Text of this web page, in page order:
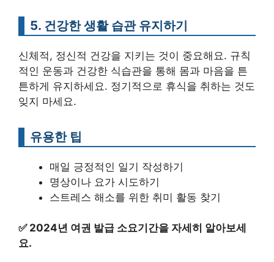
5. 건강한 생활 습관 유지하기
신체적, 정신적 건강을 지키는 것이 중요해요. 규칙
적인 운동과 건강한 식습관을 통해 몸과 마음을 튼
튼하게 유지하세요. 정기적으로 휴식을 취하는 것도
잊지 마세요.
유용한 팁
매일 긍정적인 일기 작성하기
명상이나 요가 시도하기
스트레스 해소를 위한 취미 활동 찾기
✅ 2024년 여권 발급 소요기간을 자세히 알아보세
요.